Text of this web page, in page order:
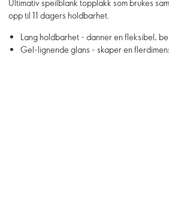
Ultimativ speilblank topplakk som brukes
opp til 11 dagers holdbarhet.
Lang holdbarhet - danner en fleksibel,
Gel-lignende glans - skaper en